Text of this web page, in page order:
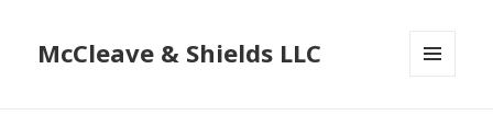
McCleave & Shields LLC